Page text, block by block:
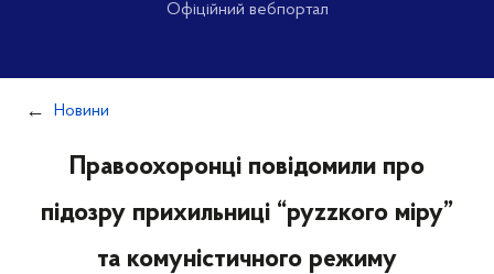
Офіційний вебпортал
Новини
Правоохоронці повідомили про
підозру прихильниці “руzzкого міру”
та комуністичного режиму